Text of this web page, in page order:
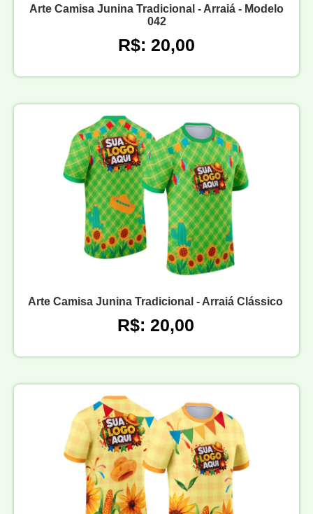
Arte Camisa Junina Tradicional - Arraiá - Modelo
042
R$: 20,00
Arte Camisa Junina Tradicional - Arraiá Clássico
R$: 20,00